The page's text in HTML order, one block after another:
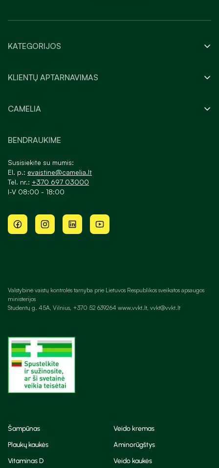
KATEGORIJOS
KLIENTŲ APTARNAVIMAS
CAMELIA
BENDRAUKIME
Susisiekite su mumis:
El. p.: evaistine@camelia.lt
Tel. nr.: +370 697 03000
I-V 08:00 - 18:00
Valstybinė vaistų kontrolės tarnyba prie Lietuvos Respublikos sveikatos apsaugos
ministerijos
Studentų g. 45A, Vilnius, +370 52 639264 www.vvkt.lt, vvkt@vvkt.lt
Šampūnas
Veido kremas
Plaukų kaukės
Aminorūgštys
Vitaminas D
Veido kaukės